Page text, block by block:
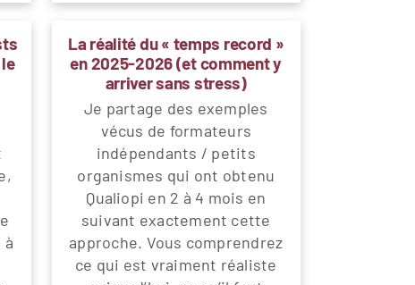
à
La réalité du « temps record »
en 2025-2026 (et comment y
arriver sans stress)
Je partage des exemples
vécus de formateurs
indépendants / petits
organismes qui ont obtenu
Qualiopi en 2 à 4 mois en
suivant exactement cette
approche. Vous comprendrez
ce qui est vraiment réaliste